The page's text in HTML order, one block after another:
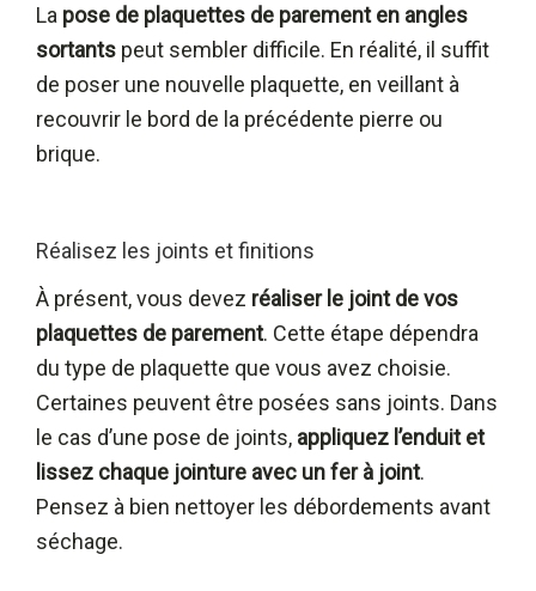
La pose de plaquettes de parement en angles
sortants peut sembler difficile. En réalité, il suffit
de poser une nouvelle plaquette, en veillant à
recouvrir le bord de la précédente pierre ou
brique.
Réalisez les joints et finitions
À présent, vous devez réaliser le joint de vos
plaquettes de parement. Cette étape dépendra
du type de plaquette que vous avez choisie.
Certaines peuvent être posées sans joints. Dans
le cas d’une pose de joints, appliquez l’enduit et
lissez chaque jointure avec un fer à joint.
Pensez à bien nettoyer les débordements avant
séchage.